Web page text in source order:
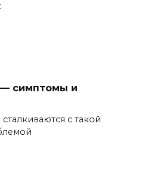
симптомы и
с такой